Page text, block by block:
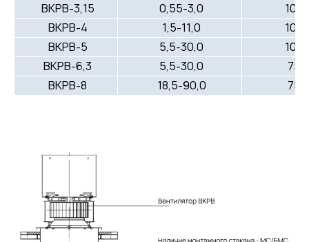
ВКРВ-3,15
0,55-3,0
ВКРВ-4
1,5-11,0
ВКРВ-5
5,5-30,0
ВКРВ-6,3
5,5-30,0
ВКРВ-8
18,5-90,0